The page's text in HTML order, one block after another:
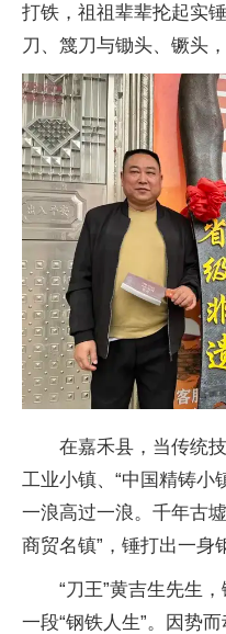
打铁，祖祖辈辈抡起实
刀、篾刀与锄头、镢头
在嘉禾县，当传统
工业小镇、“中国精铸小
一浪高过一浪。千年古
商贸名镇”，锤打出一身
“刀王”黄吉生先生
一段“钢铁人生”。因势